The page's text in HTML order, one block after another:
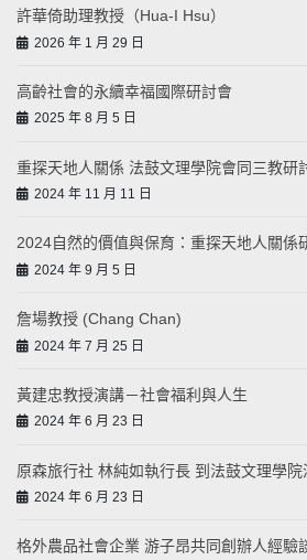
許華倚助理教授（Hua-I Hsu）
2026 年 1 月 29 日
高齡社會的永續幸福國際研討會
2025 年 8 月 5 日
重探天地人關係 法鼓文理學院會同三教研
2024 年 11 月 11 日
2024自然的價值與保育：重探天地人關係
2024 年 9 月 5 日
詹場教授 (Chang Chan)
2024 年 7 月 25 日
黃建忠教授演講－社會福利與人生
2024 年 6 月 23 日
原森旅行社 林純如執行長 到法鼓文理學院
2024 年 6 月 23 日
格外農品社會企業 游子昂共同創辦人經驗